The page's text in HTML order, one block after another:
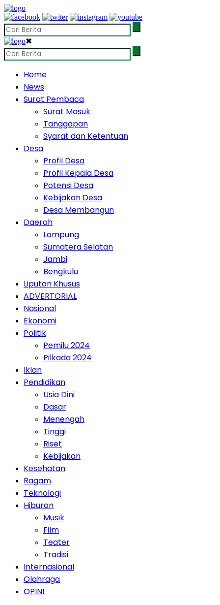
✖
Home
News
Surat Pembaca
Surat Masuk
Tanggapan
Syarat dan Ketentuan
Desa
Profil Desa
Profil Kepala Desa
Potensi Desa
Kebijakan Desa
Desa Membangun
Daerah
Lampung
Sumatera Selatan
Jambi
Bengkulu
Liputan Khusus
ADVERTORIAL
Nasional
Ekonomi
Politik
Pemilu 2024
Pilkada 2024
Iklan
Pendidikan
Usia Dini
Dasar
Menengah
Tinggi
Riset
Kebijakan
Kesehatan
Ragam
Teknologi
Hiburan
Musik
Film
Teater
Tradisi
Internasional
Olahraga
OPINI